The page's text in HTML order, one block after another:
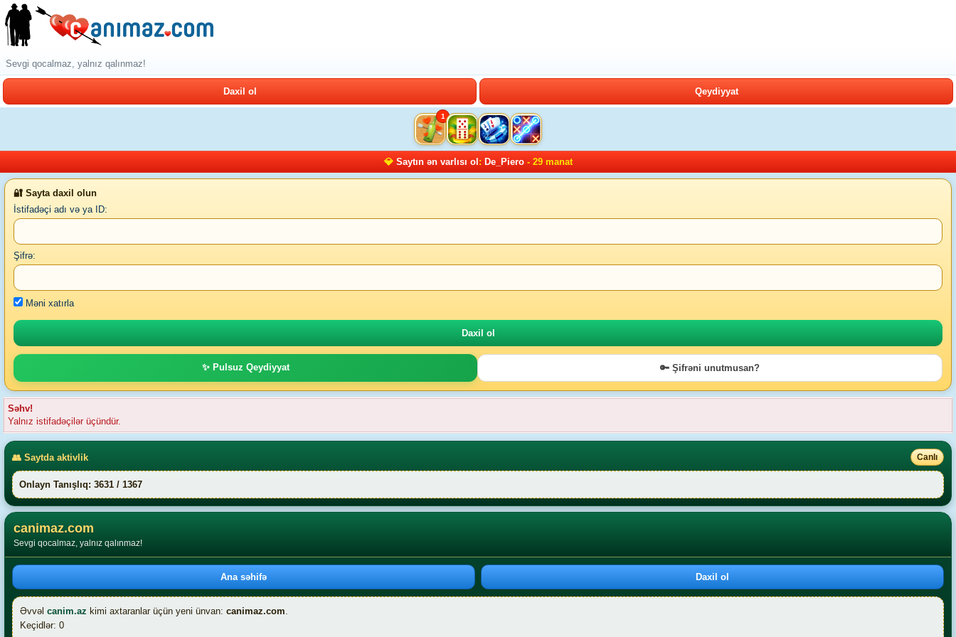
Sevgi qocalmaz, yalnız qalınmaz!
Daxil ol Qeydiyyat
1
💎 Saytın ən varlısı ol : De_Piero- 29 manat
🔐 Sayta daxil olun
İstifadəçi adı və ya ID:
Şifrə:
Məni xatırla
✨ Pulsuz Qeydiyyat 🔑 Şifrəni unutmusan?
Səhv!
Yalnız istifadəçilər üçündür.
👥 Saytda aktivlik Canlı
Onlayn Tanışlıq: 3631 / 1367
canimaz.com
Sevgi qocalmaz, yalnız qalınmaz!
Ana səhifə Daxil ol
Əvvəl canim.az kimi axtaranlar üçün yeni ünvan: canimaz.com.
Keçidlər: 0